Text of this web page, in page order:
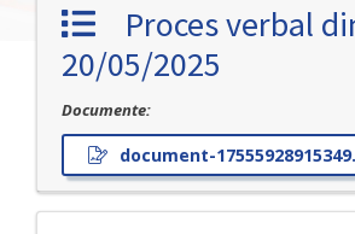
Proces verbal
20/05/2025
Documente:
document-